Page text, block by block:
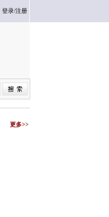
登录/注册
更多>>